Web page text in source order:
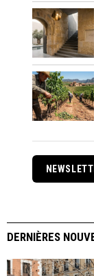
DERNIÈRES